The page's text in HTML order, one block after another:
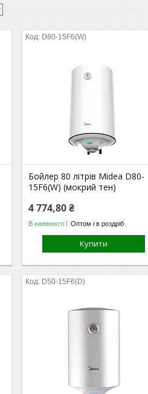
D80-15F6(W)
Бойлер 80 літрів Midea D80-
15F6(W) (мокрий тен)
4 774,80 ₴
В наявності Оптом і в роздріб
Купити
D50-15F6(D)